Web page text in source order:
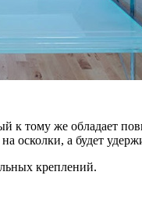
тому же обладает
осколки, а будет
креплений.